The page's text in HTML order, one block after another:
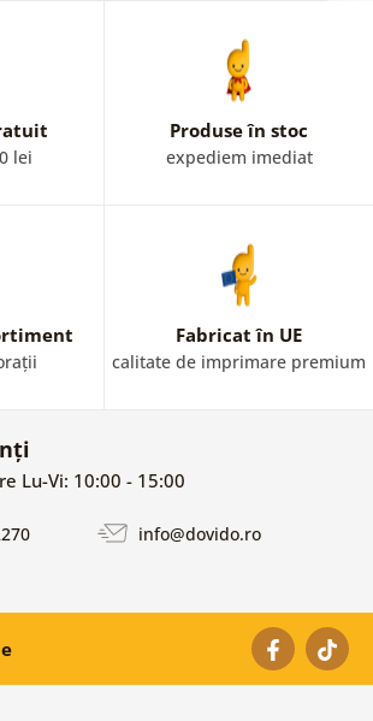
lei
Produse în stoc
expediem imediat
Fabricat în UE
calitate de imprimare premium
Lu-Vi: 10:00 - 15:00
info@dovido.ro